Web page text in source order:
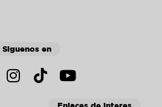
Siguenos en